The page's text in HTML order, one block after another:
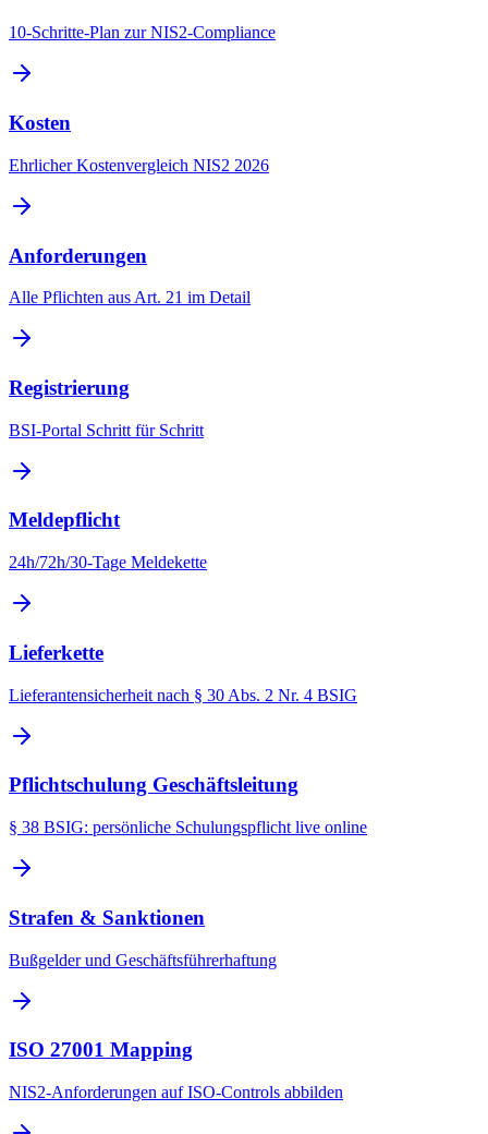
10-Schritte-Plan zur NIS2-Compliance
Kosten
Ehrlicher Kostenvergleich NIS2 2026
Anforderungen
Alle Pflichten aus Art. 21 im Detail
Registrierung
BSI-Portal Schritt für Schritt
Meldepflicht
24h/72h/30-Tage Meldekette
Lieferkette
Lieferantensicherheit nach § 30 Abs. 2 Nr. 4 BSIG
Pflichtschulung Geschäftsleitung
§ 38 BSIG: persönliche Schulungspflicht live online
Strafen & Sanktionen
Bußgelder und Geschäftsführerhaftung
ISO 27001 Mapping
NIS2-Anforderungen auf ISO-Controls abbilden